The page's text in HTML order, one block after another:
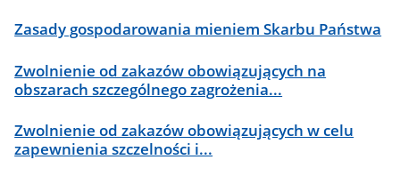
Zasady gospodarowania mieniem Skarbu Państwa
Zwolnienie od zakazów obowiązujących na
obszarach szczególnego zagrożenia...
Zwolnienie od zakazów obowiązujących w celu
zapewnienia szczelności i...